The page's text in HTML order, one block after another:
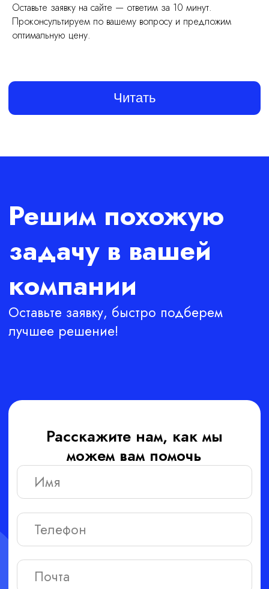
Оставьте заявку на сайте — ответим за 10 минут.
Проконсультируем по вашему вопросу и предложим
оптимальную цену.